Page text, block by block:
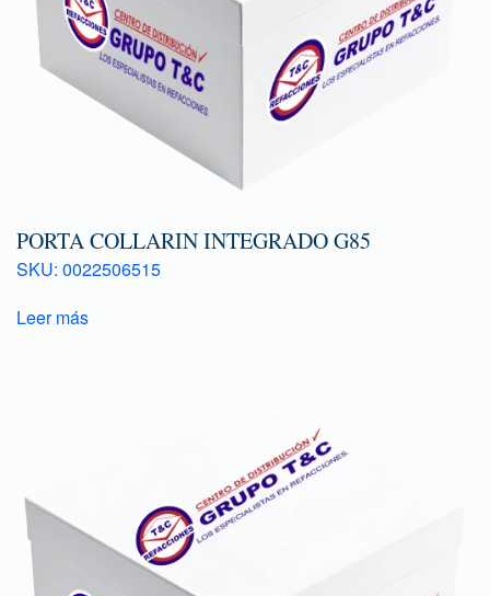
PORTA COLLARIN INTEGRADO G85
SKU: 0022506515
Leer más